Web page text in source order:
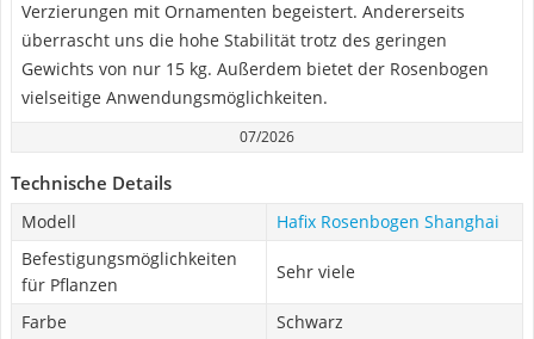
Verzierungen mit Ornamenten begeistert. Andererseits
überrascht uns die hohe Stabilität trotz des geringen
Gewichts von nur 15 kg. Außerdem bietet der Rosenbogen
vielseitige Anwendungsmöglichkeiten.
07/2026
Technische Details
Modell
Hafix Rosenbogen Shanghai
Befestigungsmöglichkeiten
für Pflanzen
Sehr viele
Farbe Schwarz